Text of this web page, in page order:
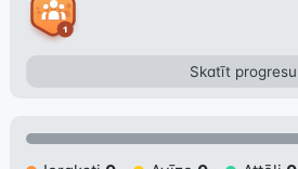
Skatīt progresu